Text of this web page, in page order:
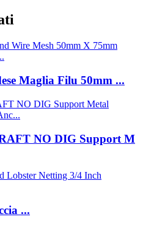
Maglia Filu 50mm ...
NO DIG Support M
...